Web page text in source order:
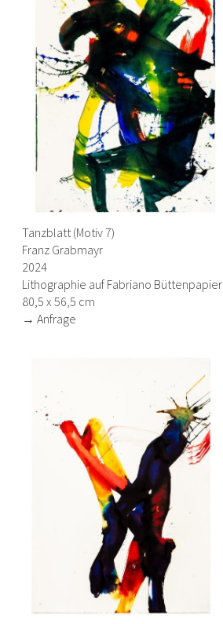
Tanzblatt (Motiv 7)
Franz Grabmayr
2024
Lithographie auf Fabriano Büttenpapier
80,5 x 56,5 cm
→ Anfrage